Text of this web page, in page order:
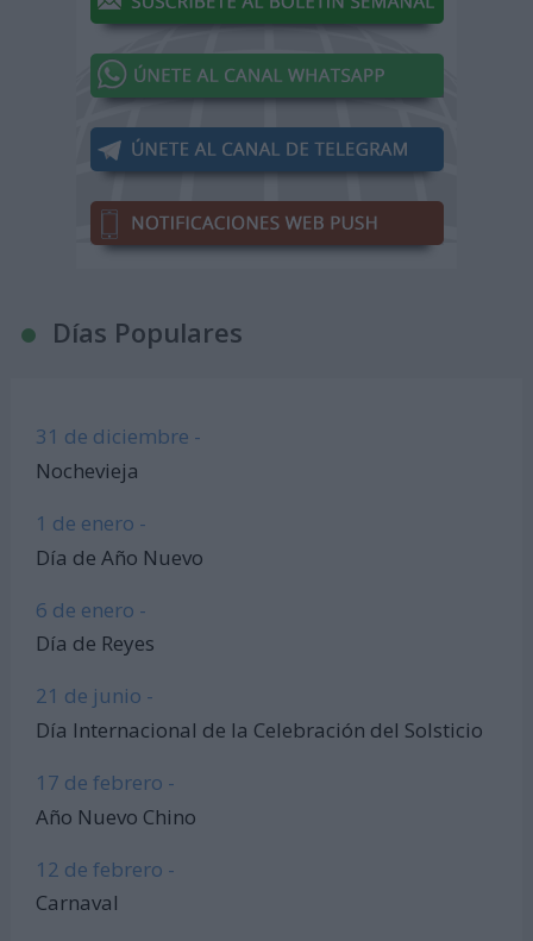
Días Populares
31 de diciembre -
Nochevieja
1 de enero -
Día de Año Nuevo
6 de enero -
Día de Reyes
21 de junio -
Día Internacional de la Celebración del Solsticio
17 de febrero -
Año Nuevo Chino
12 de febrero -
Carnaval